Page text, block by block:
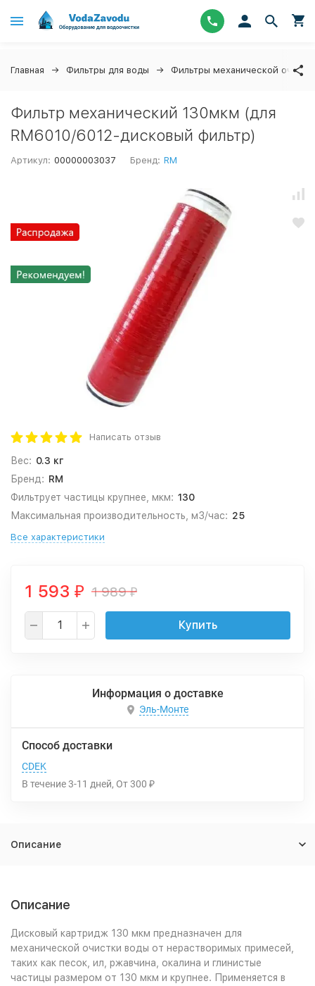
Главная Фильтры для воды Фильтры механической
Фильтр механический 130мкм (для
RM6010/6012-дисковый фильтр)
Артикул: 00000003037 Бренд: RM
Написать отзыв
Вес: 0.3 кг
Бренд: RM
Фильтрует частицы крупнее, мкм: 130
Максимальная производительность, м3/час: 25
Все характеристики
1 593 ₽ 1 989₽
Купить
Информация о доставке
Эль-Монте
Способ доставки
CDEK
В течение3-11 дней От 300 ₽
Описание
Описание
Дисковый картридж 130 мкм предназначен для
механической очистки воды от нерастворимых примесей,
таких как песок, ил, ржавчина, окалина и глинистые
частицы размером от 130 мкм и крупнее. Применяется в